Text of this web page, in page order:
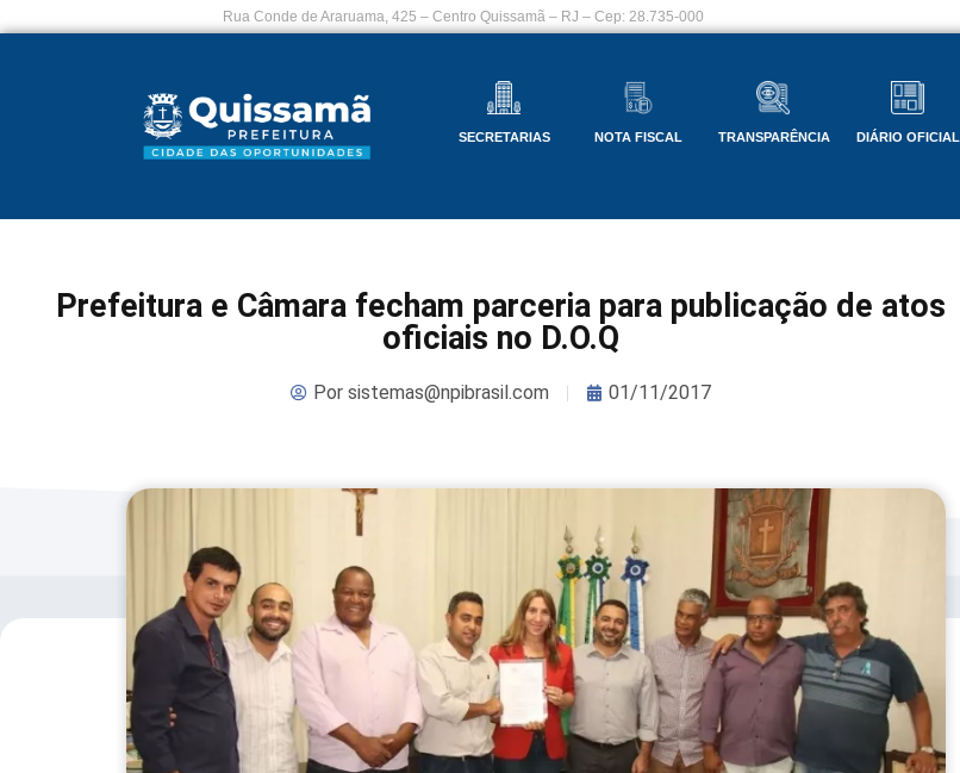
Rua Conde de Araruama, 425 – Centro Quissamã – RJ – Cep: 28.735-000
SECRETARIAS NOTA FISCAL TRANSPARÊNCIA DIÁRIO OFICIAL
Prefeitura e Câmara fecham parceria para publicação de atos
oficiais no D.O.Q
Porsistemas@npibrasil.com 01/11/2017